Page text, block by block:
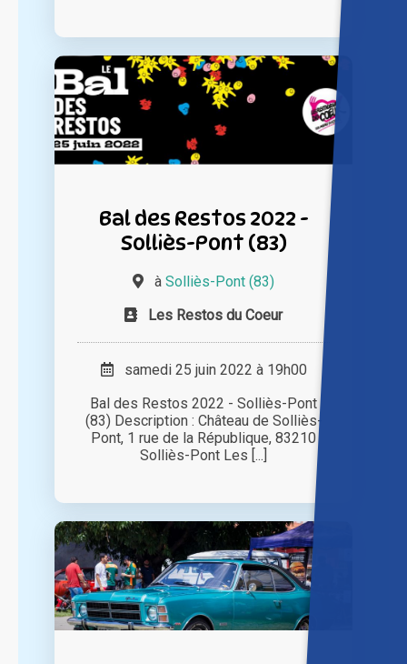
Bal des Restos 2022 -
Solliès-Pont (83)
à Solliès-Pont (83)
Les Restos du Coeur
samedi 25 juin 2022 à 19h00
Bal des Restos 2022 - Solliès-Pont
(83) Description : Château de Solliès-
Pont, 1 rue de la République, 83210
Solliès-Pont Les [...]